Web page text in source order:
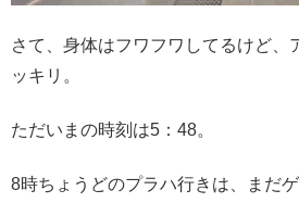
さて、身体はフワフワしてるけど、
ッキリ。
ただいまの時刻は5：48。
8時ちょうどのプラハ行きは、まだゲ